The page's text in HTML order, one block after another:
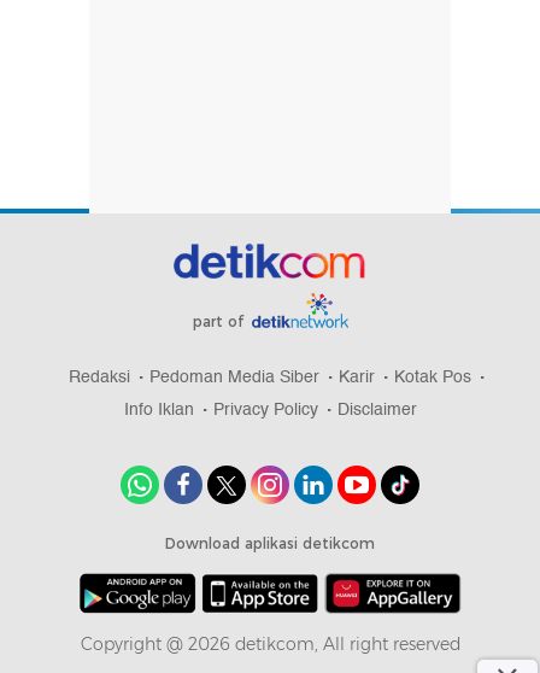
part of
Redaksi Pedoman Media Siber Karir
Kotak Pos
Info Iklan
Privacy Policy Disclaimer
Download aplikasi detikcom
Copyright @ 2026 detikcom, All right reserved